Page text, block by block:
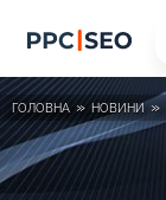
ГОЛОВНА » НОВИНИ »